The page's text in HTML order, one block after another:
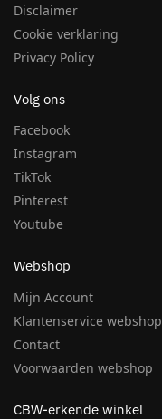
Disclaimer
Cookie verklaring
Privacy Policy
Volg ons
Facebook
Instagram
TikTok
Pinterest
Youtube
Webshop
Mijn Account
Klantenservice webshop
Contact
Voorwaarden webshop
CBW-erkende winkel